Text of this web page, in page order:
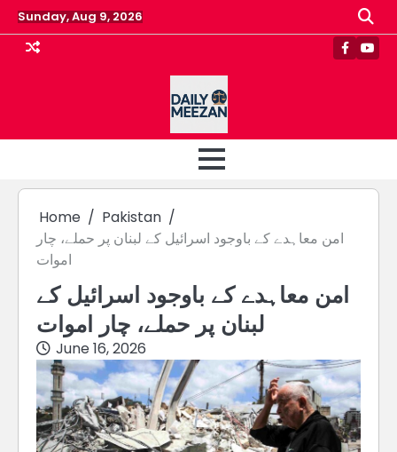
Skip
to
content
Sunday, Aug 9, 2026
Home
Pakistan
امن معاہدے کے باوجود اسرائیل کے لبنان پر حملے، چار
اموات
امن معاہدے کے باوجود اسرائیل کے
لبنان پر حملے، چار اموات
June 16, 2026